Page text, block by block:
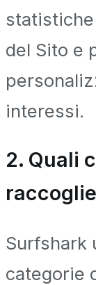
del Sito e
interessi.
2. Quali
Surfshark
categorie